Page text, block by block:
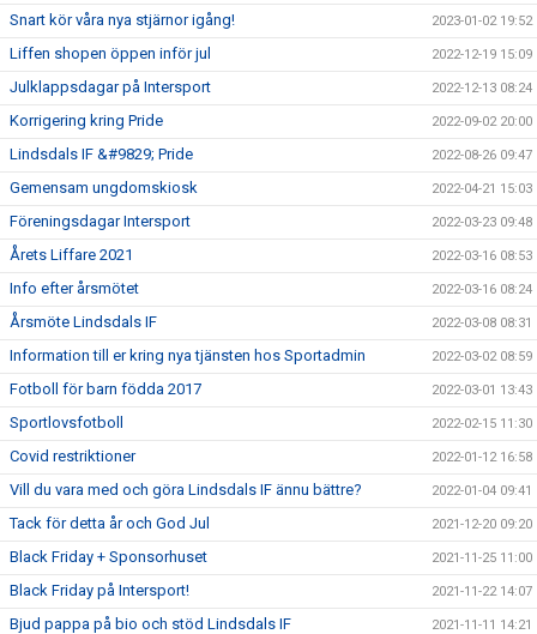
Snart kör våra nya stjärnor igång! 2023-01-02 19:52
Liffen shopen öppen inför jul 2022-12-19 15:09
Julklappsdagar på Intersport 2022-12-13 08:24
Korrigering kring Pride 2022-09-02 20:00
Lindsdals IF &#9829; Pride 2022-08-26 09:47
Gemensam ungdomskiosk 2022-04-21 15:03
Föreningsdagar Intersport 2022-03-23 09:48
Årets Liffare 2021 2022-03-16 08:53
Info efter årsmötet 2022-03-16 08:24
Årsmöte Lindsdals IF 2022-03-08 08:31
Information till er kring nya tjänsten hos Sportadmin 2022-03-02 08:59
Fotboll för barn födda 2017 2022-03-01 13:43
Sportlovsfotboll 2022-02-15 11:30
Covid restriktioner 2022-01-12 16:58
Vill du vara med och göra Lindsdals IF ännu bättre? 2022-01-04 09:41
Tack för detta år och God Jul 2021-12-20 09:20
Black Friday + Sponsorhuset 2021-11-25 11:00
Black Friday på Intersport! 2021-11-22 14:07
Bjud pappa på bio och stöd Lindsdals IF 2021-11-11 14:21